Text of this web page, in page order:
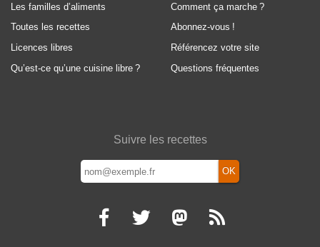
Les familles d’aliments
Toutes les recettes
Licences libres
Qu’est-ce qu’une cuisine libre ?
Comment ça marche ?
Abonnez-vous !
Référencez votre site
Questions fréquentes
Suivre les recettes
OK